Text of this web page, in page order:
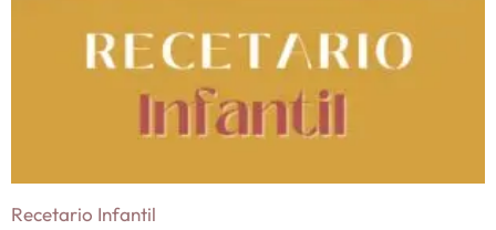
Recetario Infantil